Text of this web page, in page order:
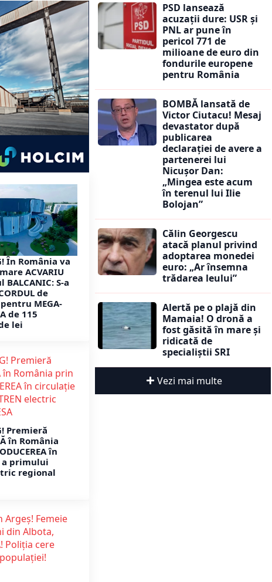
În România va
ACVARIU
S-a
de
MEGA-
de 115
lei
Premieră
în România
în
primului
regional
PSD lansează
acuzații dure: USR și
PNL ar pune în
pericol 771 de
milioane de euro din
fondurile europene
pentru România
BOMBĂ lansată de
Victor Ciutacu! Mesaj
devastator după
publicarea
declarației de avere a
partenerei lui
Nicușor Dan:
„Mingea este acum
în terenul lui Ilie
Bolojan”
Călin Georgescu
atacă planul privind
adoptarea monedei
euro: „Ar însemna
trădarea leului”
Alertă pe o plajă din
Mamaia! O dronă a
fost găsită în mare și
ridicată de
specialiștii SRI
Vezi mai multe